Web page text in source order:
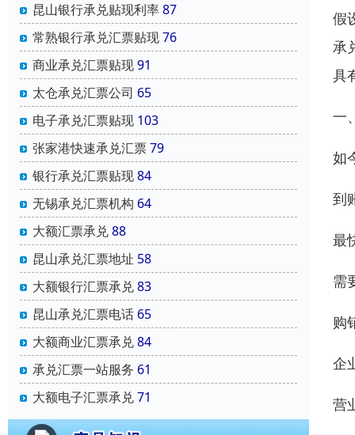
昆山银行承兑贴现利率87
常熟银行承兑汇票贴现76
商业承兑汇票贴现91
太仓承兑汇票公司 65
电子承兑汇票贴现 103
张家港快速承兑汇票79
银行承兑汇票贴现84
无锡承兑汇票机构 64
大额汇票承兑88
昆山承兑汇票地址 58
大额银行汇票承兑83
昆山承兑汇票电话 65
大额商业汇票承兑84
承兑汇票一站服务 61
大额电子汇票承兑71
假
承
具
一
如
到
最
需
购
企
营